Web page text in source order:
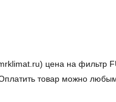
цена на фильтр
товар можно